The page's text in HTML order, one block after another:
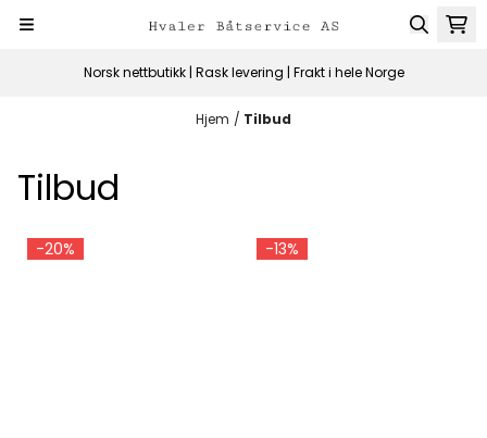
Hopp til innhold
Norsk nettbutikk | Rask levering | Frakt i hele Norge
Hjem / Tilbud
Tilbud
-20% -13%